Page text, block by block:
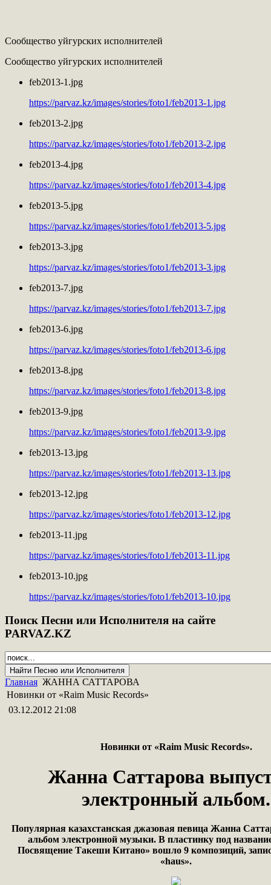
Сообщество уйгурских исполнителей
Сообщество уйгурских исполнителей
feb2013-1.jpg
https://parvaz.kz/images/stories/foto1/feb2013-1.jpg
feb2013-2.jpg
https://parvaz.kz/images/stories/foto1/feb2013-2.jpg
feb2013-4.jpg
https://parvaz.kz/images/stories/foto1/feb2013-4.jpg
feb2013-5.jpg
https://parvaz.kz/images/stories/foto1/feb2013-5.jpg
feb2013-3.jpg
https://parvaz.kz/images/stories/foto1/feb2013-3.jpg
feb2013-7.jpg
https://parvaz.kz/images/stories/foto1/feb2013-7.jpg
feb2013-6.jpg
https://parvaz.kz/images/stories/foto1/feb2013-6.jpg
feb2013-8.jpg
https://parvaz.kz/images/stories/foto1/feb2013-8.jpg
feb2013-9.jpg
https://parvaz.kz/images/stories/foto1/feb2013-9.jpg
feb2013-13.jpg
https://parvaz.kz/images/stories/foto1/feb2013-13.jpg
feb2013-12.jpg
https://parvaz.kz/images/stories/foto1/feb2013-12.jpg
feb2013-11.jpg
https://parvaz.kz/images/stories/foto1/feb2013-11.jpg
feb2013-10.jpg
https://parvaz.kz/images/stories/foto1/feb2013-10.jpg
Поиск Песни или Исполнителя на сайте
PARVAZ.KZ
Главная ЖАННА САТТАРОВА
Новинки от «Raim Music Records»
03.12.2012 21:08
Новинки от«Raim Music Records».
Жанна Саттарова
электронный альбом.
Популярная казахстанская джазовая певица Жанна
альбом электронной музыки. В пластинку под
Посвящение Такеши Китано» вошло 9 композиций,
«haus».